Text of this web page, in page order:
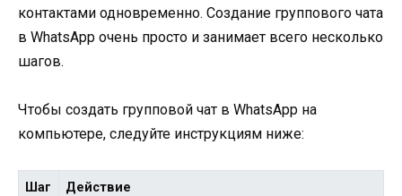
контактами одновременно. Создание группового чата
в WhatsApp очень просто и занимает всего несколько
шагов.
Чтобы создать групповой чат в WhatsApp на
компьютере, следуйте инструкциям ниже:
Шаг Действие